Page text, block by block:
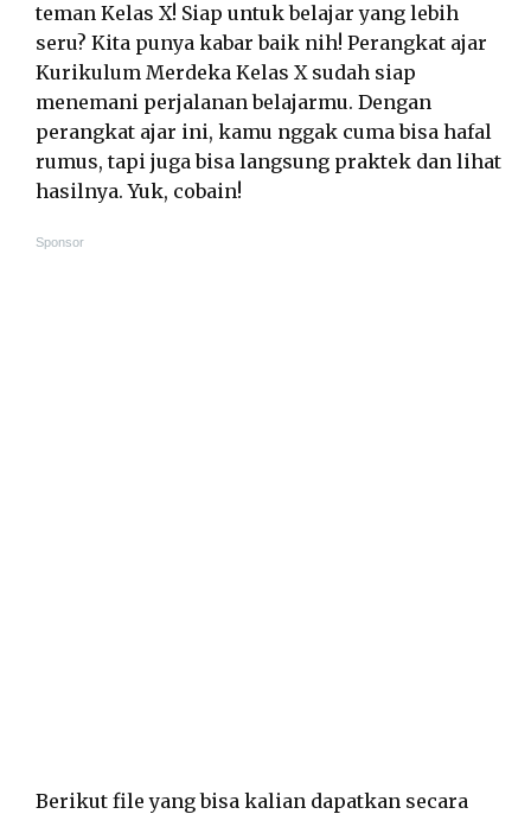
teman Kelas X! Siap untuk belajar yang lebih
seru? Kita punya kabar baik nih! Perangkat ajar
Kurikulum Merdeka Kelas X sudah siap
menemani perjalanan belajarmu. Dengan
perangkat ajar ini, kamu nggak cuma bisa hafal
rumus, tapi juga bisa langsung praktek dan lihat
hasilnya. Yuk, cobain!
Sponsor
Berikut file yang bisa kalian dapatkan secara